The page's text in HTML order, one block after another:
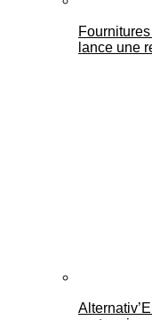
lance une